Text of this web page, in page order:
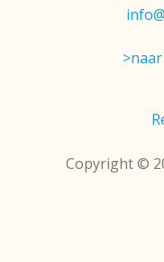
Copyright ©